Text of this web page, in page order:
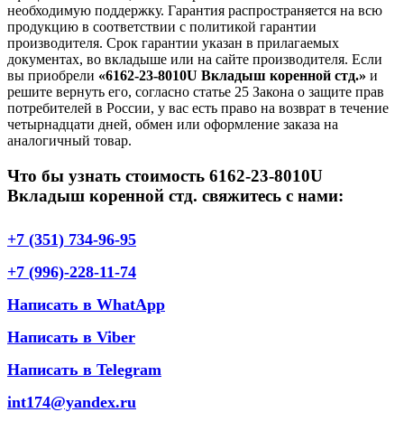
необходимую поддержку. Гарантия распространяется на всю
продукцию в соответствии с политикой гарантии
производителя. Срок гарантии указан в прилагаемых
документах, во вкладыше или на сайте производителя. Если
вы приобрели «6162-23-8010U Вкладыш коренной стд.» и
решите вернуть его, согласно статье 25 Закона о защите прав
потребителей в России, у вас есть право на возврат в течение
четырнадцати дней, обмен или оформление заказа на
аналогичный товар.
Что бы узнать стоимость 6162-23-8010U
Вкладыш коренной стд. свяжитесь с нами:
+7 (351) 734-96-95
+7 (996)-228-11-74
Написать в WhatApp
Написать в Viber
Написать в Telegram
int174@yandex.ru